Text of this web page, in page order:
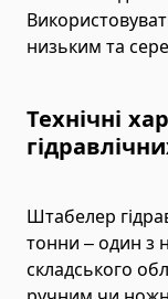
Pallet Clamps
Lift Tables
Lifting Crowbars
Hoist Trolley
Electric Hoist Trolley
Automotive Tools
Body Repair Tools
низьким та
Технічні
Штабелер
тонни – один з
складського